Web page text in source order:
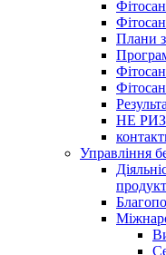
Плани
НЕ
Управління